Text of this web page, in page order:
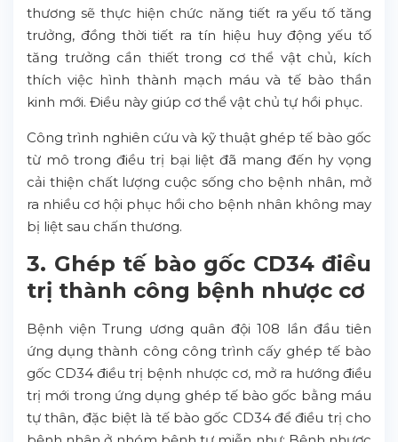
thương sẽ thực hiện chức năng tiết ra yếu tố tăng
trưởng, đồng thời tiết ra tín hiệu huy động yếu tố
tăng trưởng cần thiết trong cơ thể vật chủ, kích
thích việc hình thành mạch máu và tế bào thần
kinh mới. Điều này giúp cơ thể vật chủ tự hồi phục.
Công trình nghiên cứu và kỹ thuật ghép tế bào gốc
từ mô trong điều trị bại liệt đã mang đến hy vọng
cải thiện chất lượng cuộc sống cho bệnh nhân, mở
ra nhiều cơ hội phục hồi cho bệnh nhân không may
bị liệt sau chấn thương.
3. Ghép tế bào gốc CD34 điều
trị thành công bệnh nhược cơ
Bệnh viện Trung ương quân đội 108 lần đầu tiên
ứng dụng thành công công trình cấy ghép tế bào
gốc CD34 điều trị bệnh nhược cơ, mở ra hướng điều
trị mới trong ứng dụng ghép tế bào gốc bằng máu
tự thân, đặc biệt là tế bào gốc CD34 để điều trị cho